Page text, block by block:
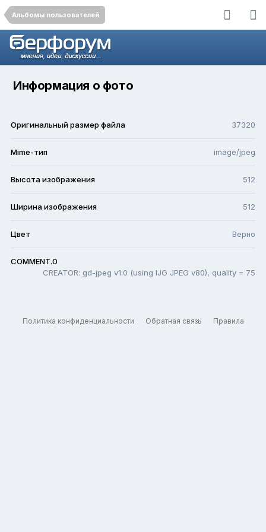
Альбомы пользователей
Информация о фото
Оригинальный размер файла 37320
Mime-тип image/jpeg
Высота изображения 512
Ширина изображения 512
Цвет Верно
COMMENT.0
CREATOR: gd-jpeg v1.0 (using IJG JPEG v80), quality = 75
Политика конфиденциальности Обратная связь Правила